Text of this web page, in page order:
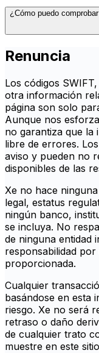
¿Cómo puedo
Renuncia
Los códigos
otra información
página son solo
Aunque nos
no garantiza que la
libre de errores.
aviso y pueden no
disponibles de las
Xe no hace
legal, estatus
ningún banco,
se incluya. No
de ninguna entidad
responsabilidad
proporcionada.
Cualquier
basándose en esta
riesgo. Xe no será
retraso o daño
de cualquier trato
muestre en este